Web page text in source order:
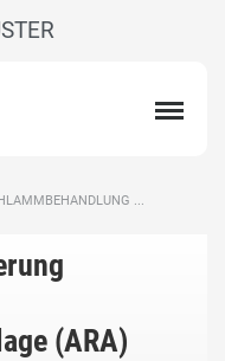
...
(ARA)